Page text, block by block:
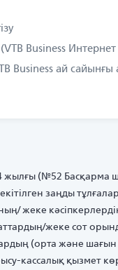
Business Интернет
Business ай сайынғы
жылғы (№52 Басқарма
заңды
жеке
жеке сот
(орта және
кассалық қызмет